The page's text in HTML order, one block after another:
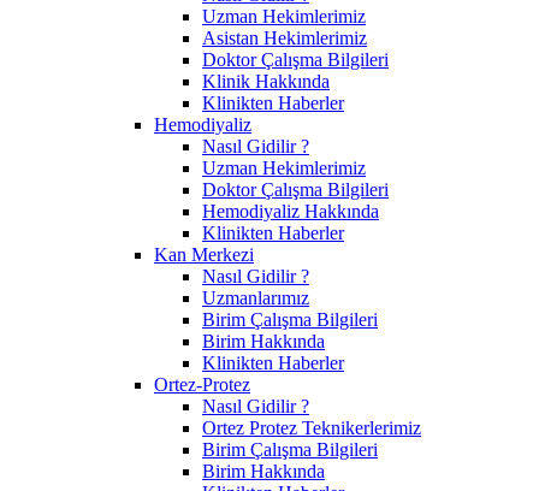
Uzman Hekimlerimiz
Asistan Hekimlerimiz
Doktor Çalışma Bilgileri
Klinik Hakkında
Klinikten Haberler
Hemodiyaliz
Nasıl Gidilir ?
Uzman Hekimlerimiz
Doktor Çalışma Bilgileri
Hemodiyaliz Hakkında
Klinikten Haberler
Kan Merkezi
Nasıl Gidilir ?
Uzmanlarımız
Birim Çalışma Bilgileri
Birim Hakkında
Klinikten Haberler
Ortez-Protez
Nasıl Gidilir ?
Ortez Protez Teknikerlerimiz
Birim Çalışma Bilgileri
Birim Hakkında